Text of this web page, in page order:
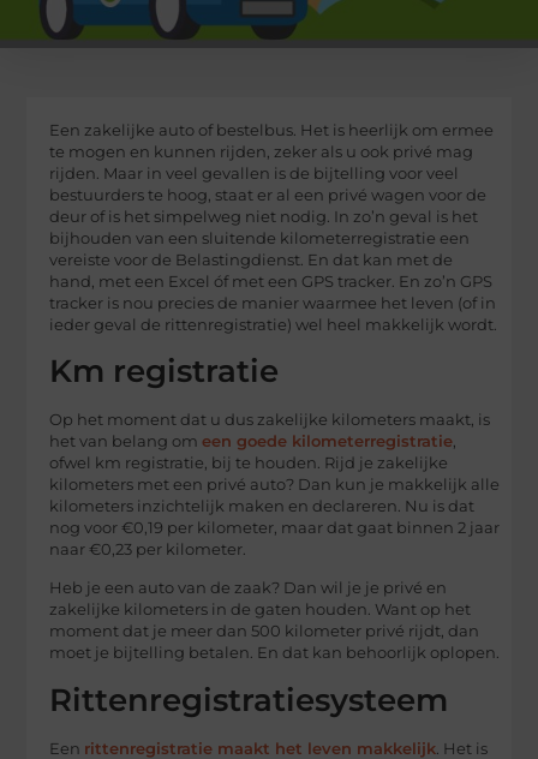
Een zakelijke auto of bestelbus. Het is heerlijk om ermee
te mogen en kunnen rijden, zeker als u ook privé mag
rijden. Maar in veel gevallen is de bijtelling voor veel
bestuurders te hoog, staat er al een privé wagen voor de
deur of is het simpelweg niet nodig. In zo’n geval is het
bijhouden van een sluitende kilometerregistratie een
vereiste voor de Belastingdienst. En dat kan met de
hand, met een Excel óf met een GPS tracker. En zo’n GPS
tracker is nou precies de manier waarmee het leven (of in
ieder geval de rittenregistratie) wel heel makkelijk wordt.
Km registratie
Op het moment dat u dus zakelijke kilometers maakt, is
het van belang omeen goede kilometerregistratie,
ofwel km registratie, bij te houden. Rijd je zakelijke
kilometers met een privé auto? Dan kun je makkelijk alle
kilometers inzichtelijk maken en declareren. Nu is dat
nog voor €0,19 per kilometer, maar dat gaat binnen 2 jaar
naar €0,23 per kilometer.
Heb je een auto van de zaak? Dan wil je je privé en
zakelijke kilometers in de gaten houden. Want op het
moment dat je meer dan 500 kilometer privé rijdt, dan
moet je bijtelling betalen. En dat kan behoorlijk oplopen.
Rittenregistratiesysteem
Een rittenregistratie maakt het leven makkelijk . Het is